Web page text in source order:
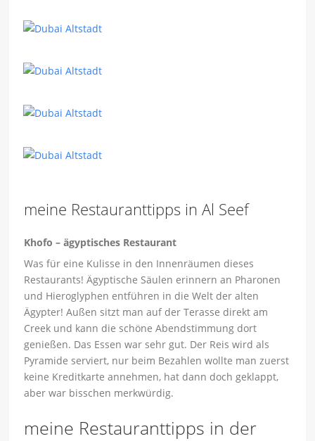
meine Restauranttipps in Al Seef
Khofo – ägyptisches Restaurant
Was für eine Kulisse in den Innenräumen dieses
Restaurants! Ägyptische Säulen erinnern an Pharonen
und Hieroglyphen entführen in die Welt der alten
Ägypter! Außen sitzt man auf der Terasse direkt am
Creek und kann die schöne Abendstimmung dort
genießen. Das Essen war sehr gut. Der Reis wird als
Pyramide serviert, nur beim Bezahlen wollte man zuerst
keine Kreditkarte annehmen, hat dann doch geklappt,
aber war bisschen merkwürdig.
meine Restauranttipps in der